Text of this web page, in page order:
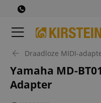
Draadloze MIDI-
Yamaha MD-
Adapter